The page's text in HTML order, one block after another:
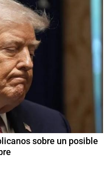
sobre un posible